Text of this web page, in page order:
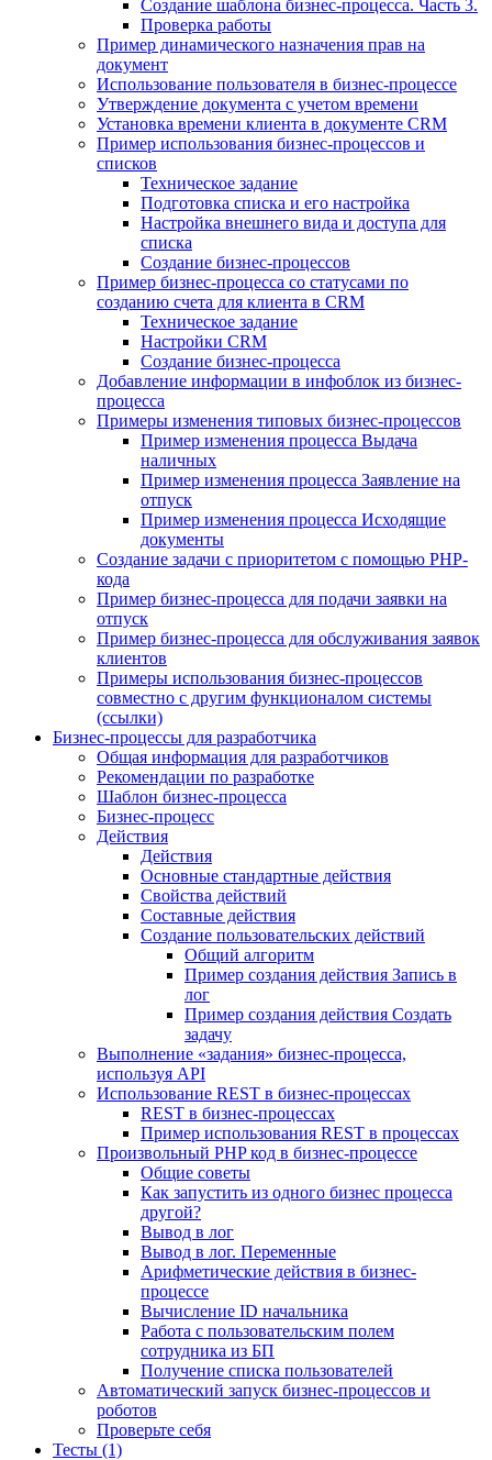
Создание шаблона бизнес-процесса. Часть 3.
Проверка работы
Пример динамического назначения прав на
документ
Использование пользователя в бизнес-процессе
Утверждение документа с учетом времени
Установка времени клиента в документе CRM
Пример использования бизнес-процессов и
списков
Техническое задание
Подготовка списка и его настройка
Настройка внешнего вида и доступа для
списка
Создание бизнес-процессов
Пример бизнес-процесса со статусами по
созданию счета для клиента в CRM
Техническое задание
Настройки CRM
Создание бизнес-процесса
Добавление информации в инфоблок из бизнес-
процесса
Примеры изменения типовых бизнес-процессов
Пример изменения процесса Выдача
наличных
Пример изменения процесса Заявление на
отпуск
Пример изменения процесса Исходящие
документы
Создание задачи с приоритетом с помощью PHP-
кода
Пример бизнес-процесса для подачи заявки на
отпуск
Пример бизнес-процесса для обслуживания заявок
клиентов
Примеры использования бизнес-процессов
совместно с другим функционалом системы
(ссылки)
Бизнес-процессы для разработчика
Общая информация для разработчиков
Рекомендации по разработке
Шаблон бизнес-процесса
Бизнес-процесс
Действия
Действия
Основные стандартные действия
Свойства действий
Составные действия
Создание пользовательских действий
Общий алгоритм
Пример создания действия Запись в
лог
Пример создания действия Создать
задачу
Выполнение «задания» бизнес-процесса,
используя API
Использование REST в бизнес-процессах
REST в бизнес-процессах
Пример использования REST в процессах
Произвольный PHP код в бизнес-процессе
Общие советы
Как запустить из одного бизнес процесса
другой?
Вывод в лог
Вывод в лог. Переменные
Арифметические действия в бизнес-
процессе
Вычисление ID начальника
Работа с пользовательским полем
сотрудника из БП
Получение списка пользователей
Автоматический запуск бизнес-процессов и
роботов
Проверьте себя
Тесты (1)